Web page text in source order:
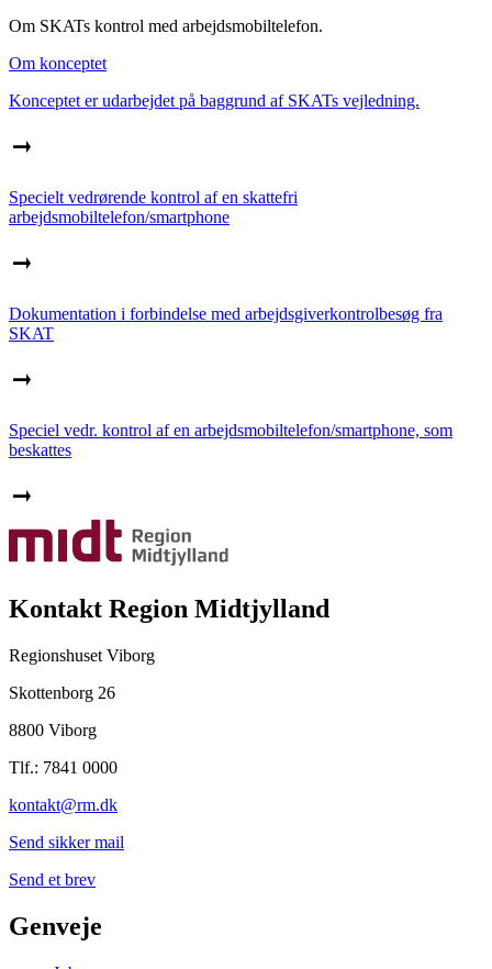
Om SKATs kontrol med arbejdsmobiltelefon.
Om konceptet
Konceptet er udarbejdet på baggrund af SKATs vejledning.
Specielt vedrørende kontrol af en skattefri
arbejdsmobiltelefon/smartphone
Dokumentation i forbindelse med arbejdsgiverkontrolbesøg fra
SKAT
Speciel vedr. kontrol af en arbejdsmobiltelefon/smartphone, som
beskattes
Kontakt Region Midtjylland
Regionshuset Viborg
Skottenborg 26
8800 Viborg
Tlf.: 7841 0000
kontakt@rm.dk
Send sikker mail
Send et brev
Genveje